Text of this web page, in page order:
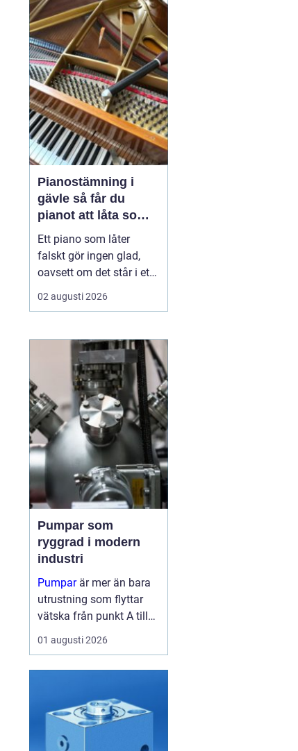
möjligheterna ökar.
Samtidigt växer kraven
på ...
Pianostämning i
gävle så får du
pianot att låta som
det ska
Ett piano som låter
falskt gör ingen glad,
oavsett om det står i ett
vardagsrum i Gävle eller
på en mindre scen. När
tappar både spelglädjen
och musiken sin skärpa.
Samtidigt är pianot ett
ganska tåligt instrument,
som med regelbu...
02 augusti 2026
Pumpar som
ryggrad i modern
industri
Pumparär mer än bara
utrustning som flyttar
vätska från punkt A till
punkt B. I många
fabriker är de lika viktiga
01 augusti 2026